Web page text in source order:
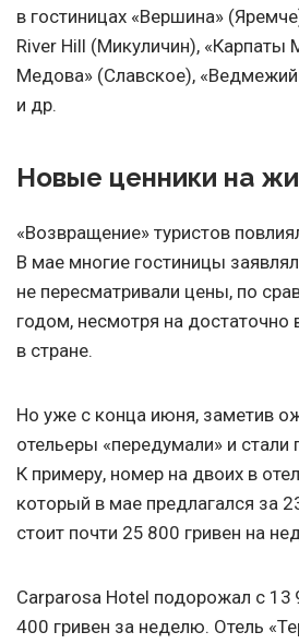
в гостиницах «Вершина»
River Hill (Микуличин), «Карпаты
Медова» (Славское),
и др.
Новые ценники на
«Возвращение» туристов
В мае многие гостиницы
не пересматривали цены, по
годом, несмотря на
в стране.
Но уже с конца июня, заметив
отельеры «передумали» и
К примеру, номер на двоих в
который в мае предлагался за
стоит почти 25 800 гривен на
Carparosa Hotel подорожал с 13
400 гривен за неделю. Отель